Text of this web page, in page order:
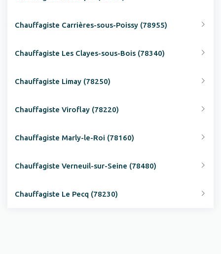
Chauffagiste Carrières-sous-Poissy (78955)
Chauffagiste Les Clayes-sous-Bois (78340)
Chauffagiste Limay (78250)
Chauffagiste Viroflay (78220)
Chauffagiste Marly-le-Roi (78160)
Chauffagiste Verneuil-sur-Seine (78480)
Chauffagiste Le Pecq (78230)